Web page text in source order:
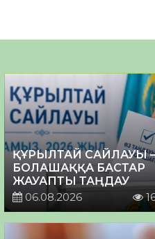
ҚҰРЫЛТАЙ САЙЛАУЫ –
БОЛАШАҚҚА БАСТАР
ЖАУАПТЫ ТАҢДАУ
06.08.2026